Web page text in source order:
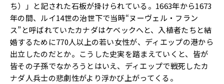
ち）」と記された石板が掛けられている。1663年から1673
年の間、ルイ14世の治世下で当時“ヌーヴェル・フラン
ス”と呼ばれていたカナダはケベックへと、入植者たちと結
婚するために770人以上の若い女性が、ディエップの港から
出立したのだとか。こうした史実を踏まえていくと、皆が
皆その子孫でなかろうとはいえ、ディエップで戦死したカ
ナダ人兵士の悲劇性がより浮かび上がってくる。